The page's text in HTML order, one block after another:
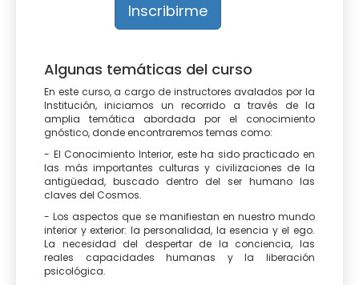
Inscribirme
Algunas temáticas del curso
En este curso, a cargo de instructores avalados por la
Institución, iniciamos un recorrido a través de la
amplia temática abordada por el conocimiento
gnóstico, donde encontraremos temas como:
- El Conocimiento Interior, este ha sido practicado en
las más importantes culturas y civilizaciones de la
antigüedad, buscado dentro del ser humano las
claves del Cosmos.
- Los aspectos que se manifiestan en nuestro mundo
interior y exterior: la personalidad, la esencia y el ego.
La necesidad del despertar de la conciencia, las
reales capacidades humanas y la liberación
psicológica.